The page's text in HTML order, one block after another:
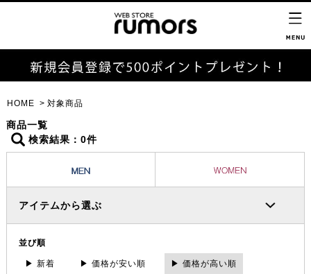
HOME 対象商品
商品一覧
検索結果：0件
アイテムから選ぶ
並び順
▶ 新着 ▶ 価格が安い順 ▶ 価格が高い順